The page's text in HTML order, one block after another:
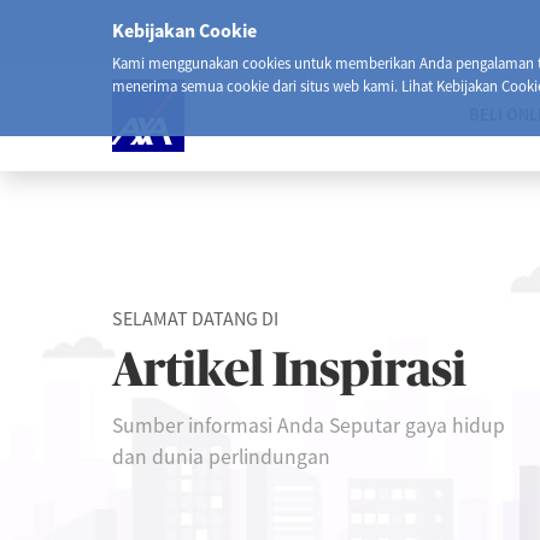
Kebijakan Cookie
Kami menggunakan cookies untuk memberikan Anda
menerima semua cookie dari situs web kami. Lihat Kebijakan
SELAMAT DATANG DI
Artikel Inspirasi
Sumber informasi Anda Seputar gaya hidup
dan dunia perlindungan